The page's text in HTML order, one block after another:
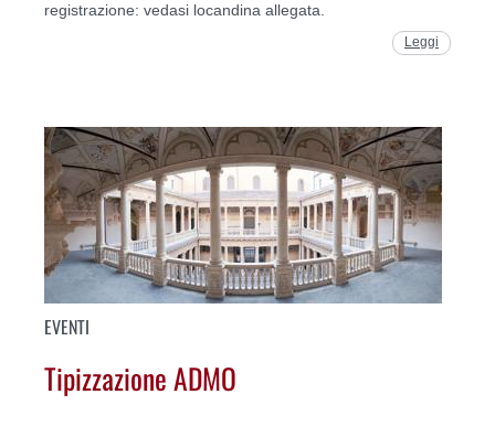
registrazione: vedasi locandina allegata.
Leggi
EVENTI
Tipizzazione ADMO